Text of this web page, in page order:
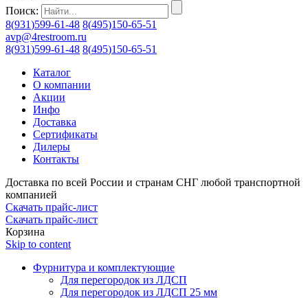
Поиск:
8(931)599-61-48 8(495)150-65-51
avp@4restroom.ru
8(931)599-61-48 8(495)150-65-51
Каталог
О компании
Акции
Инфо
Доставка
Сертификаты
Дилеры
Контакты
Доставка по всей России и странам СНГ любой транспортной
компанией
Скачать прайс-лист
Скачать прайс-лист
Корзина
Skip to content
Фурнитура и комплектующие
Для перегородок из ЛДСП
Для перегородок из ЛДСП 25 мм